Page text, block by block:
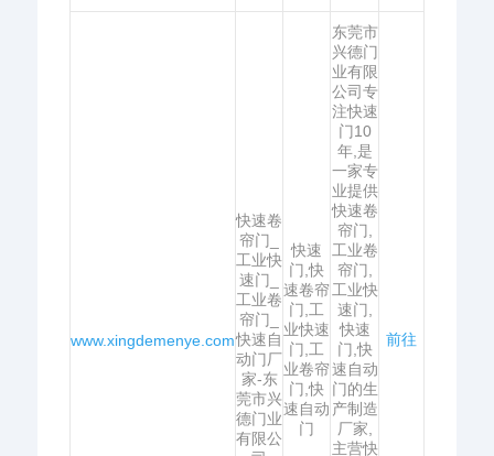
www.xingdemenye.com
快速卷
帘门_
工业快
速门_
工业卷
帘门_
快速自
动门厂
家-东
莞市兴
德门业
有限公
快速
门,快
速卷帘
门,工
业快速
门,工
业卷帘
门,快
速自动
门
东莞市
兴德门
业有限
公司专
注快速
门10
年,是
一家专
业提供
快速卷
帘门,
工业卷
帘门,
工业快
速门,
快速
门,快
速自动
门的生
产制造
厂家,
主营快
前往